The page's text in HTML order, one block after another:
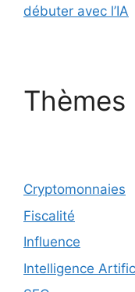
débuter avec l’IA
Thèmes
Cryptomonnaies
Fiscalité
Influence
Intelligence